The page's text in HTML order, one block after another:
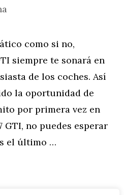
como si no,
siempre te sonará en
de los coches. Así
la oportunidad de
por primera vez en
GTI, no puedes esperar
el último …